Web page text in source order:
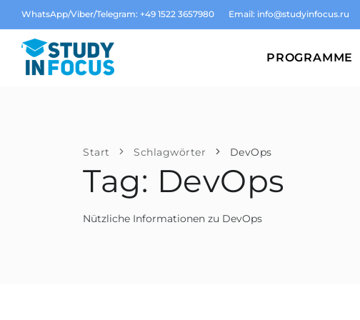
WhatsApp/Viber/Telegram: +49 1522 3657980 Email: info@studyinfocus.ru
PROGRAMME
Start Schlagwörter DevOps
Tag: DevOps
Nützliche Informationen zu DevOps